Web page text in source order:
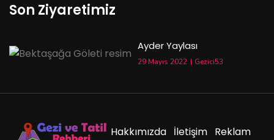
Son Ziyaretimiz
Ayder Yaylası
29 Mayıs 2022 Gezici53
Hakkımızda İletişim Reklam